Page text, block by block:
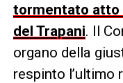
tormentato atto
del Trapani. Il
organo della
respinto l’ultimo